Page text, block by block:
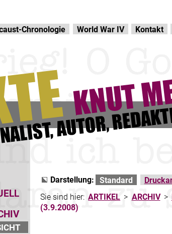
Chronologie World War IV Kontakt
Darstellung: Standard
Sie sind hier: ARTIKEL > ARCHIV >
(3.9.2008)